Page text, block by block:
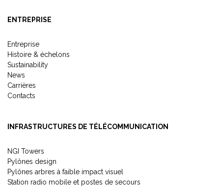
ENTREPRISE
Entreprise
Histoire & échelons
Sustainability
News
Carrières
Contacts
INFRASTRUCTURES DE TÉLÉCOMMUNICATION
NGI Towers
Pylônes design
Pylônes arbres à faible impact visuel
Station radio mobile et postes de secours